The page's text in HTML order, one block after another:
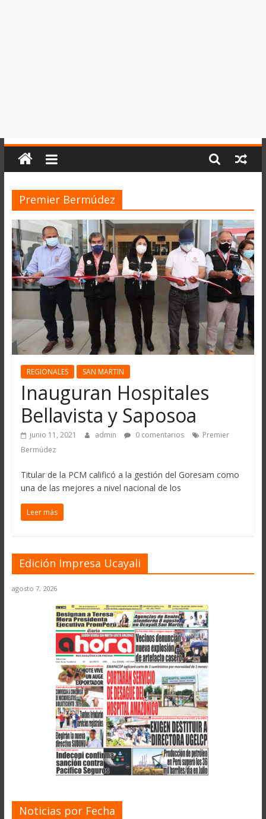
Premier Bermúdez
REGIONALES SAN MARTIN
Inauguran Hospitales
Bellavista y Saposoa
junio 11, 2021 admin 0 comentarios
Premier
Bermúdez
Titular de la PCM calificó a la gestión del Goresam como
una de las mejores a nivel nacional de los
Leer más
Edición Impresa Ucayali
agosto 7, 2026
Noticias por Fecha